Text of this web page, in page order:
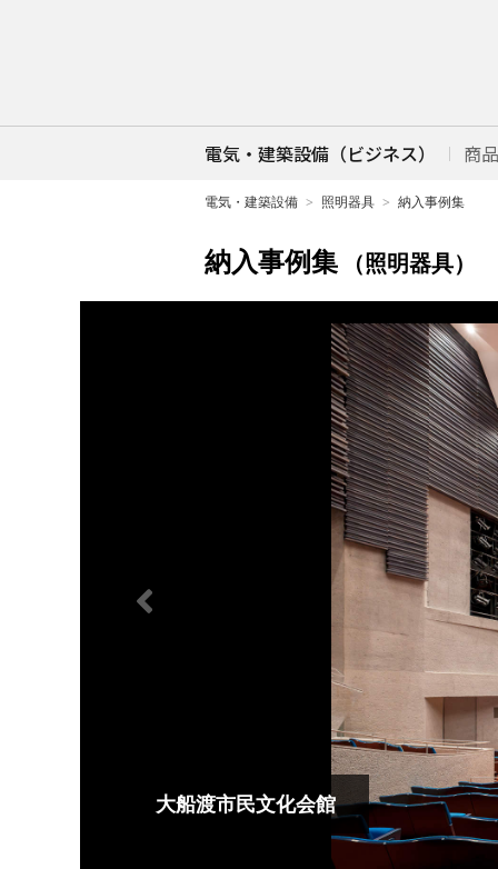
電気・建築設備（ビジネス） 商
電気・建築設備 照明器具 納入事例集
納入事例集 （照明器具）
大船渡市民文化会館